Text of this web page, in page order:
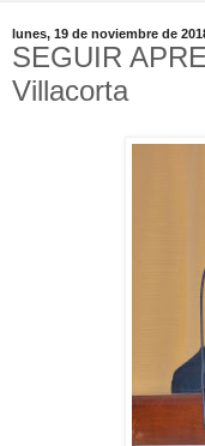
lunes, 19 de noviembre de
SEGUIR
Villacorta